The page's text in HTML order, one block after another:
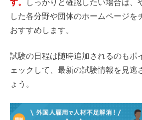
す。
しっかりと確認したい場合は、
した各分野や団体のホームページを
おすすめします。
試験の日程は随時追加されるのもポ
ェックして、最新の試験情報を見逃
ょう。